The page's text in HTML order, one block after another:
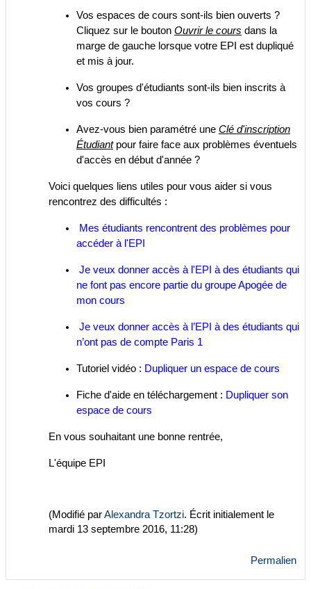
Vos espaces de cours sont-ils bien ouverts ?
Cliquez sur le bouton Ouvrir le cours dans la
marge de gauche lorsque votre EPI est dupliqué
et mis à jour.
Vos groupes d'étudiants sont-ils bien inscrits à
vos cours ?
Avez-vous bien paramétré une Clé d'inscription
Étudiantpour faire face aux problèmes éventuels
d'accès en début d'année ?
Voici quelques liens utiles pour vous aider si vous
rencontrez des difficultés :
Mes étudiants rencontrent des problèmes pour
accéder à l'EPI
Je veux donner accès à l'EPI à des étudiants qui
ne font pas encore partie du groupe Apogée de
mon cours
Je veux donner accès à l’EPI à des étudiants qui
n’ont pas de compte Paris 1
Tutoriel vidéo : Dupliquer un espace de cours
Fiche d'aide en téléchargement : Dupliquer son
espace de cours
En vous souhaitant une bonne rentrée,
L'équipe EPI
(Modifié parAlexandra Tzortzi. Écrit initialement le
mardi 13 septembre 2016, 11:28)
Permalien